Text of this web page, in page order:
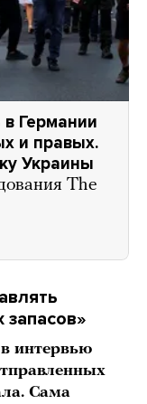
Германии
и правых.
Украины
The
запасов»
в интервью
Сама